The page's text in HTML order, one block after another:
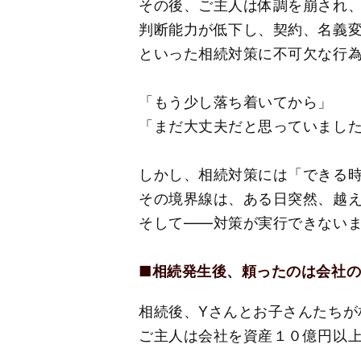
その後、ご主人は体調を崩され
判断能力が低下し、契約、名義
といった相続対策に不可欠な行
「もう少し落ち着いてから」
「まだ大丈夫だと思っていまし
しかし、相続対策には「できる
その境界線は、ある日突然、越
そして――対策が実行できない
■相続発生後、頼ったのは会社
相続後、Yさんとお子さんたち
ご主人は会社を資産１０億円以